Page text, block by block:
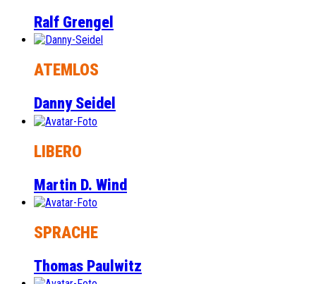
Ralf Grengel
ATEMLOS
Danny Seidel
LIBERO
Martin D. Wind
SPRACHE
Thomas Paulwitz